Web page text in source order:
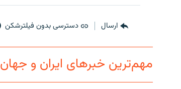
ارسال دسترسی بدون فیلترشکن
مهم‌ترین خبرهای ایران و جهان